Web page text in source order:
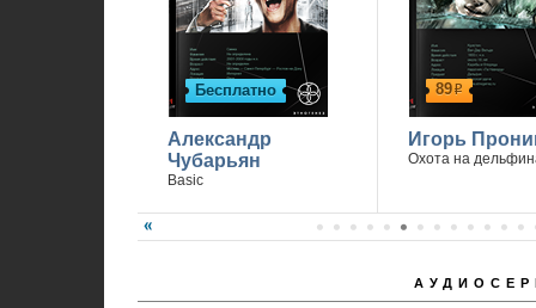
Бесплатно
Александр
Чубарьян
Basic
89р
Игорь
Охота на